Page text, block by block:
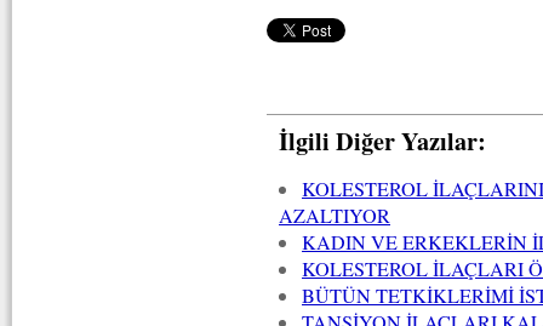
İlgili Diğer Yazılar:
KOLESTEROL
AZALTIYOR
KADIN VE ERKEKLERİN
KOLESTEROL İLAÇLARI
BÜTÜN TETKİKLERİMİ